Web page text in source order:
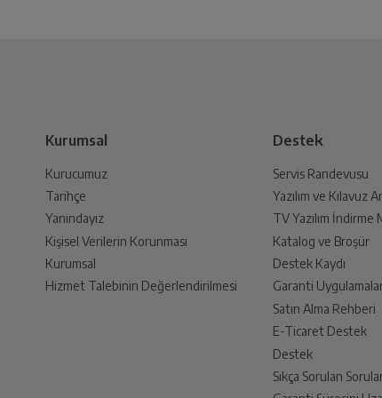
8
Ürünü Yetkili Servise Teslim Edin
Ürünü eksiksiz ve hasarsız olarak faturası ile birlikte yetkili servise teslim edin.
Yetkili servis gerekli kontrolleri sağladıktan sonra İade süreciniz tamamlanacaktır.
Kurumsal
Kurucumuz
Tarihçe
Yanındayız
Kişisel Verilerin Korunması
Kurumsal
Hizmet Talebinin Değerlendirilmesi
Destek
Servis Randevusu
Yazılım ve Kılavuz
TV Yazılım İndirme
Katalog ve Broşür
Destek Kaydı
Garanti
Satın Alma Rehberi
E-Ticaret Destek
Destek
Sıkça Sorulan